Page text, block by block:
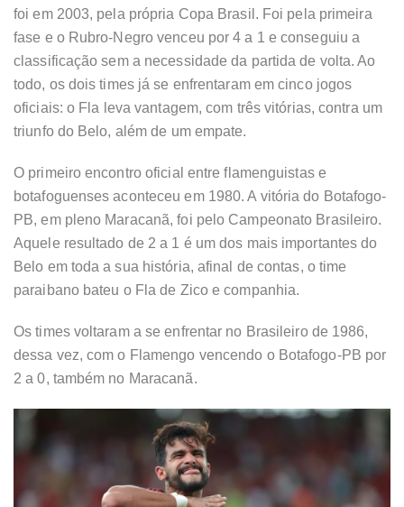
foi em 2003, pela própria Copa Brasil. Foi pela primeira
fase e o Rubro-Negro venceu por 4 a 1 e conseguiu a
classificação sem a necessidade da partida de volta. Ao
todo, os dois times já se enfrentaram em cinco jogos
oficiais: o Fla leva vantagem, com três vitórias, contra um
triunfo do Belo, além de um empate.
O primeiro encontro oficial entre flamenguistas e
botafoguenses aconteceu em 1980. A vitória do Botafogo-
PB, em pleno Maracanã, foi pelo Campeonato Brasileiro.
Aquele resultado de 2 a 1 é um dos mais importantes do
Belo em toda a sua história, afinal de contas, o time
paraibano bateu o Fla de Zico e companhia.
Os times voltaram a se enfrentar no Brasileiro de 1986,
dessa vez, com o Flamengo vencendo o Botafogo-PB por
2 a 0, também no Maracanã.